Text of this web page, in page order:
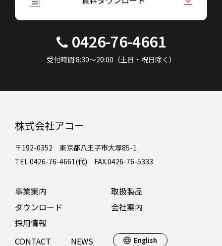
0426-76-4661
受付時間 8:30～20:00（土日・祝日除く）
株式会社アコー
〒192-0352 東京都八王子市大塚85-1
TEL.0426-76-4661(代) FAX.0426-76-5333
事業案内
取扱製品
ダウンロード
会社案内
採用情報
CONTACT
NEWS English